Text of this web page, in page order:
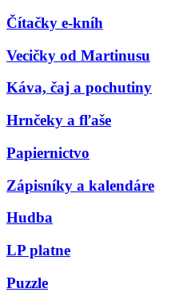
Čítačky e-kníh
Vecičky od Martinusu
Káva, čaj a pochutiny
Hrnčeky a fľaše
Papiernictvo
Zápisníky a kalendáre
Hudba
LP platne
Puzzle